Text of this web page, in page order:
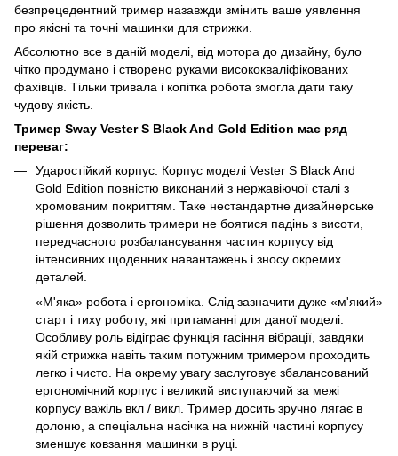
безпрецедентний тример назавжди змінить ваше уявлення
про якісні та точні машинки для стрижки.
Абсолютно все в даній моделі, від мотора до дизайну, було
чітко продумано і створено руками висококваліфікованих
фахівців. Тільки тривала і копітка робота змогла дати таку
чудову якість.
Тример Sway Vester S Black And Gold Edition має ряд
переваг:
Ударостійкий корпус. Корпус моделі Vester S Black And
Gold Edition повністю виконаний з нержавіючої сталі з
хромованим покриттям. Таке нестандартне дизайнерське
рішення дозволить тримери не боятися падінь з висоти,
передчасного розбалансування частин корпусу від
інтенсивних щоденних навантажень і зносу окремих
деталей.
«М'яка» робота і ергономіка. Слід зазначити дуже «м'який»
старт і тиху роботу, які притаманні для даної моделі.
Особливу роль відіграє функція гасіння вібрації, завдяки
якій стрижка навіть таким потужним тримером проходить
легко і чисто. На окрему увагу заслуговує збалансований
ергономічний корпус і великий виступаючий за межі
корпусу важіль вкл / викл. Тример досить зручно лягає в
долоню, а спеціальна насічка на нижній частині корпусу
зменшує ковзання машинки в руці.